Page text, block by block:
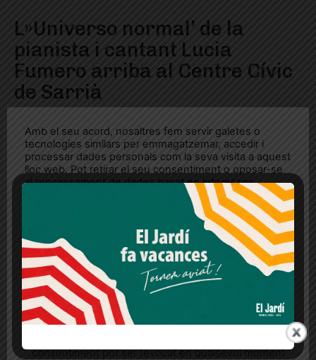
L»Universo normal’ de la
pianista i cantant Lucia
Fumero arriba al Centre Cívic
de Sarrià
Amb el seu acord, nosaltres fem servir galetes o
tecnologies similars per emmagatzemar, accedir i
processar dades personals com la seva visita a aquest
lloc web. Pot retirar el seu consentiment o oposar-se
al processament de dades basat en interessos
legítims en qualsevol moment fent clic a "Ajustos de
cookies" o a la nostra Política de privacitat en aquest
lloc web. Si cliques "acceptar" dones el teu
Més informació Acceptar Rebutjar tot
Quan l’usuari crea un compte al Diari el Jardí, dona el
seu consentiment explícit per rebre comunicacions
consentiment pot ser revocat en qualsevol moment